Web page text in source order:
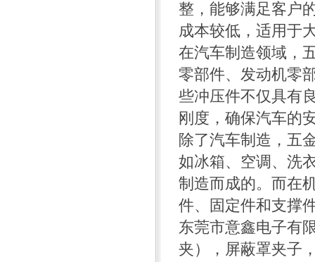
整，能够满足客户
成本较低，适用于
在汽车制造领域，
零部件、发动机零
些冲压件不仅具有
刚度，确保汽车的
除了汽车制造，五
如冰箱、空调、洗
制造而成的。而在
件、固定件和支撑
东莞市意鑫电子有
夹 ），屏蔽罩夹子